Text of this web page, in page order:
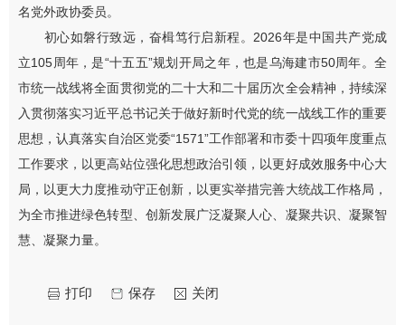
名党外政协委员。
初心如磐行致远，奋楫笃行启新程。2026年是中国共产党成
立105周年，是“十五五”规划开局之年，也是乌海建市50周年。全
市统一战线将全面贯彻党的二十大和二十届历次全会精神，持续深
入贯彻落实习近平总书记关于做好新时代党的统一战线工作的重要
思想，认真落实自治区党委“1571”工作部署和市委十四项年度重点
工作要求，以更高站位强化思想政治引领，以更好成效服务中心大
局，以更大力度推动守正创新，以更实举措完善大统战工作格局，
为全市推进绿色转型、创新发展广泛凝聚人心、凝聚共识、凝聚智
慧、凝聚力量。
关闭
保存
打印